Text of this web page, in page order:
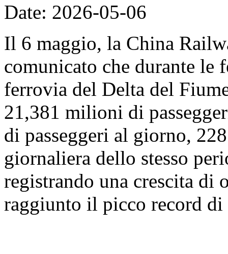
Date: 2026-05-06
Il 6 maggio, la China
comunicato che durante
ferrovia del Delta del
21,381 milioni di
di passeggeri al giorno,
giornaliera dello stesso
registrando una crescita di
raggiunto il picco record